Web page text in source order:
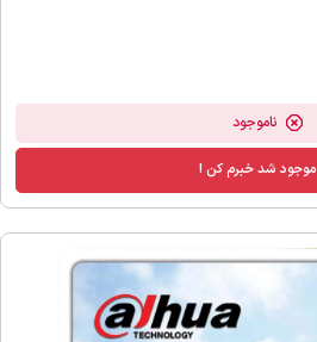
ناموجود
موجود شد خبرم کن !